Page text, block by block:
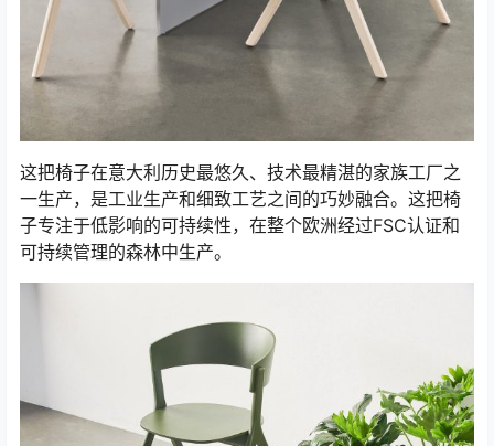
这把椅子在意大利历史最悠久、技术最精湛的家族工厂之
一生产，是工业生产和细致工艺之间的巧妙融合。这把椅
子专注于低影响的可持续性，在整个欧洲经过FSC认证和
可持续管理的森林中生产。